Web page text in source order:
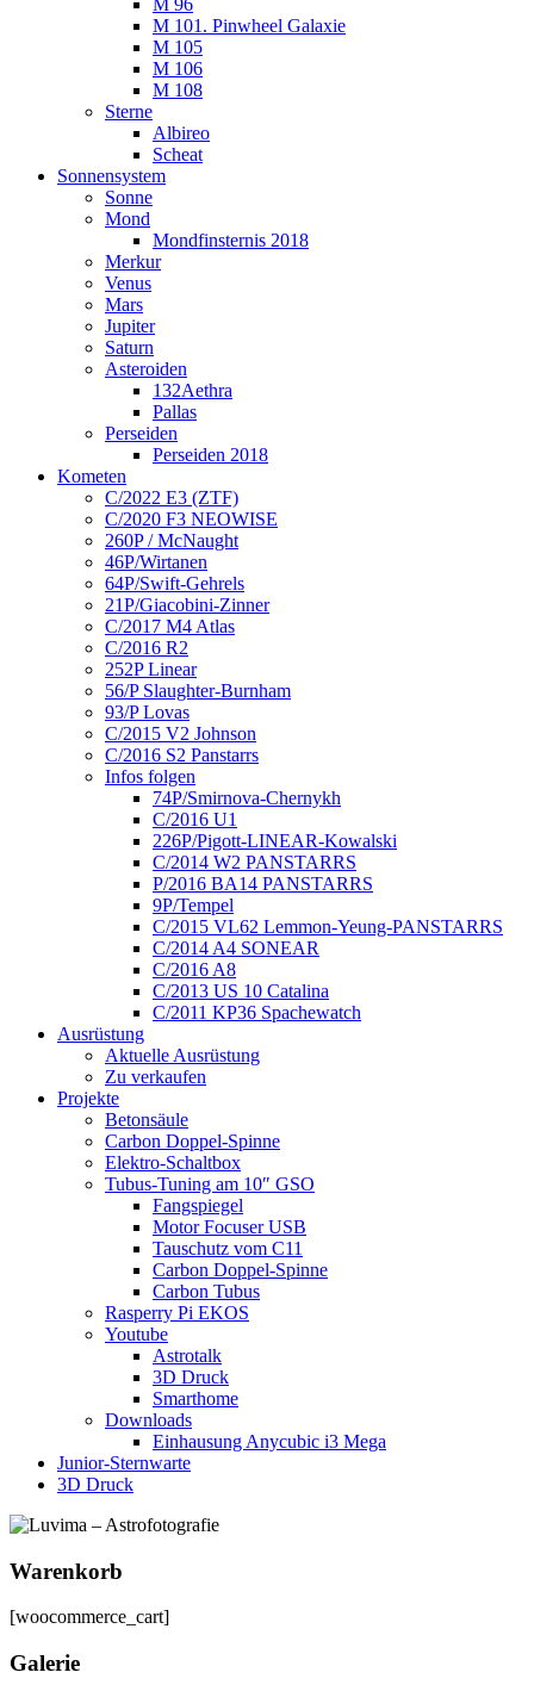
M 96
M 101. Pinwheel Galaxie
M 105
M 106
M 108
Sterne
Albireo
Scheat
Sonnensystem
Sonne
Mond
Mondfinsternis 2018
Merkur
Venus
Mars
Jupiter
Saturn
Asteroiden
132Aethra
Pallas
Perseiden
Perseiden 2018
Kometen
C/2022 E3 (ZTF)
C/2020 F3 NEOWISE
260P / McNaught
46P/Wirtanen
64P/Swift-Gehrels
21P/Giacobini-Zinner
C/2017 M4 Atlas
C/2016 R2
252P Linear
56/P Slaughter-Burnham
93/P Lovas
C/2015 V2 Johnson
C/2016 S2 Panstarrs
Infos folgen
74P/Smirnova-Chernykh
C/2016 U1
226P/Pigott-LINEAR-Kowalski
C/2014 W2 PANSTARRS
P/2016 BA14 PANSTARRS
9P/Tempel
C/2015 VL62 Lemmon-Yeung-PANSTARRS
C/2014 A4 SONEAR
C/2016 A8
C/2013 US 10 Catalina
C/2011 KP36 Spachewatch
Ausrüstung
Aktuelle Ausrüstung
Zu verkaufen
Projekte
Betonsäule
Carbon Doppel-Spinne
Elektro-Schaltbox
Tubus-Tuning am 10″ GSO
Fangspiegel
Motor Focuser USB
Tauschutz vom C11
Carbon Doppel-Spinne
Carbon Tubus
Rasperry Pi EKOS
Youtube
Astrotalk
3D Druck
Smarthome
Downloads
Einhausung Anycubic i3 Mega
Junior-Sternwarte
3D Druck
Warenkorb
[woocommerce_cart]
Galerie